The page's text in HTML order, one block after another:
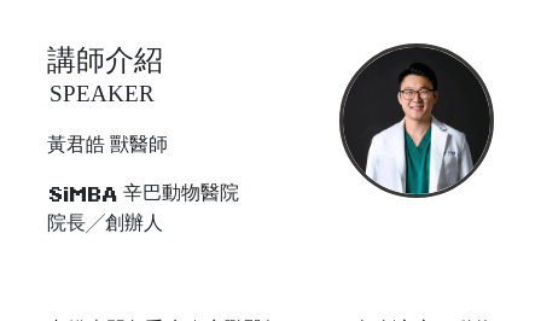
講師介紹
SPEAKER
黃君皓 獸醫師
SiMBA 辛巴動物醫院
院長╱創辦人